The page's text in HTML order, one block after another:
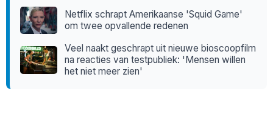
Netflix schrapt Amerikaanse 'Squid Game'
om twee opvallende redenen
Veel naakt geschrapt uit nieuwe bioscoopfilm
na reacties van testpubliek: 'Mensen willen
het niet meer zien'